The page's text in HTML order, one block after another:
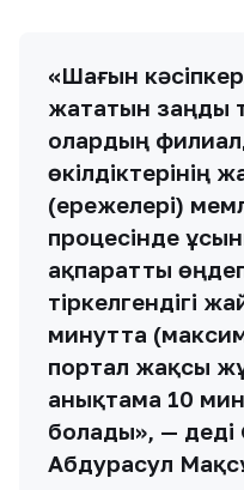
«Шағын
жататын заңды
олардың
өкілдіктерінің
(ережелері)
процесінде
ақпаратты
тіркелгендігі
минутта
портал жақсы
анықтама 10
болады», —
Абдурасул